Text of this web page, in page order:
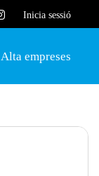
Inicia sessió
Alta empreses